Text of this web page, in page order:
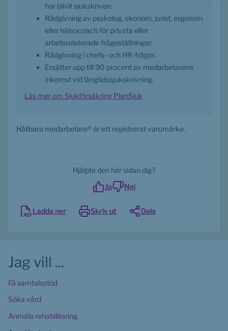
har blivit sjukskriven.
Rådgivning av psykolog, ekonom, jurist, ergonom
eller hälsocoach för privata eller
arbetsrelaterade frågeställningar.
Rådgivning i chefs- och HR-frågor.
Ersätter upp till 90 procent av medarbetarens
inkomst vid långtidssjukskrivning.
Läs mer om Sjukförsäkring PlanSjuk
Hållbara medarbetare® är ett registrerat varumärke.
Hjälpte den här sidan dig?
Ja
Nej
Ladda ner Skriv ut Dela
Jag vill ...
Få samtalsstöd
Söka vård
Anmäla rehabilitering